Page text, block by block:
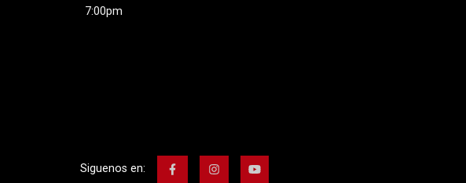
7:00pm
Siguenos en: